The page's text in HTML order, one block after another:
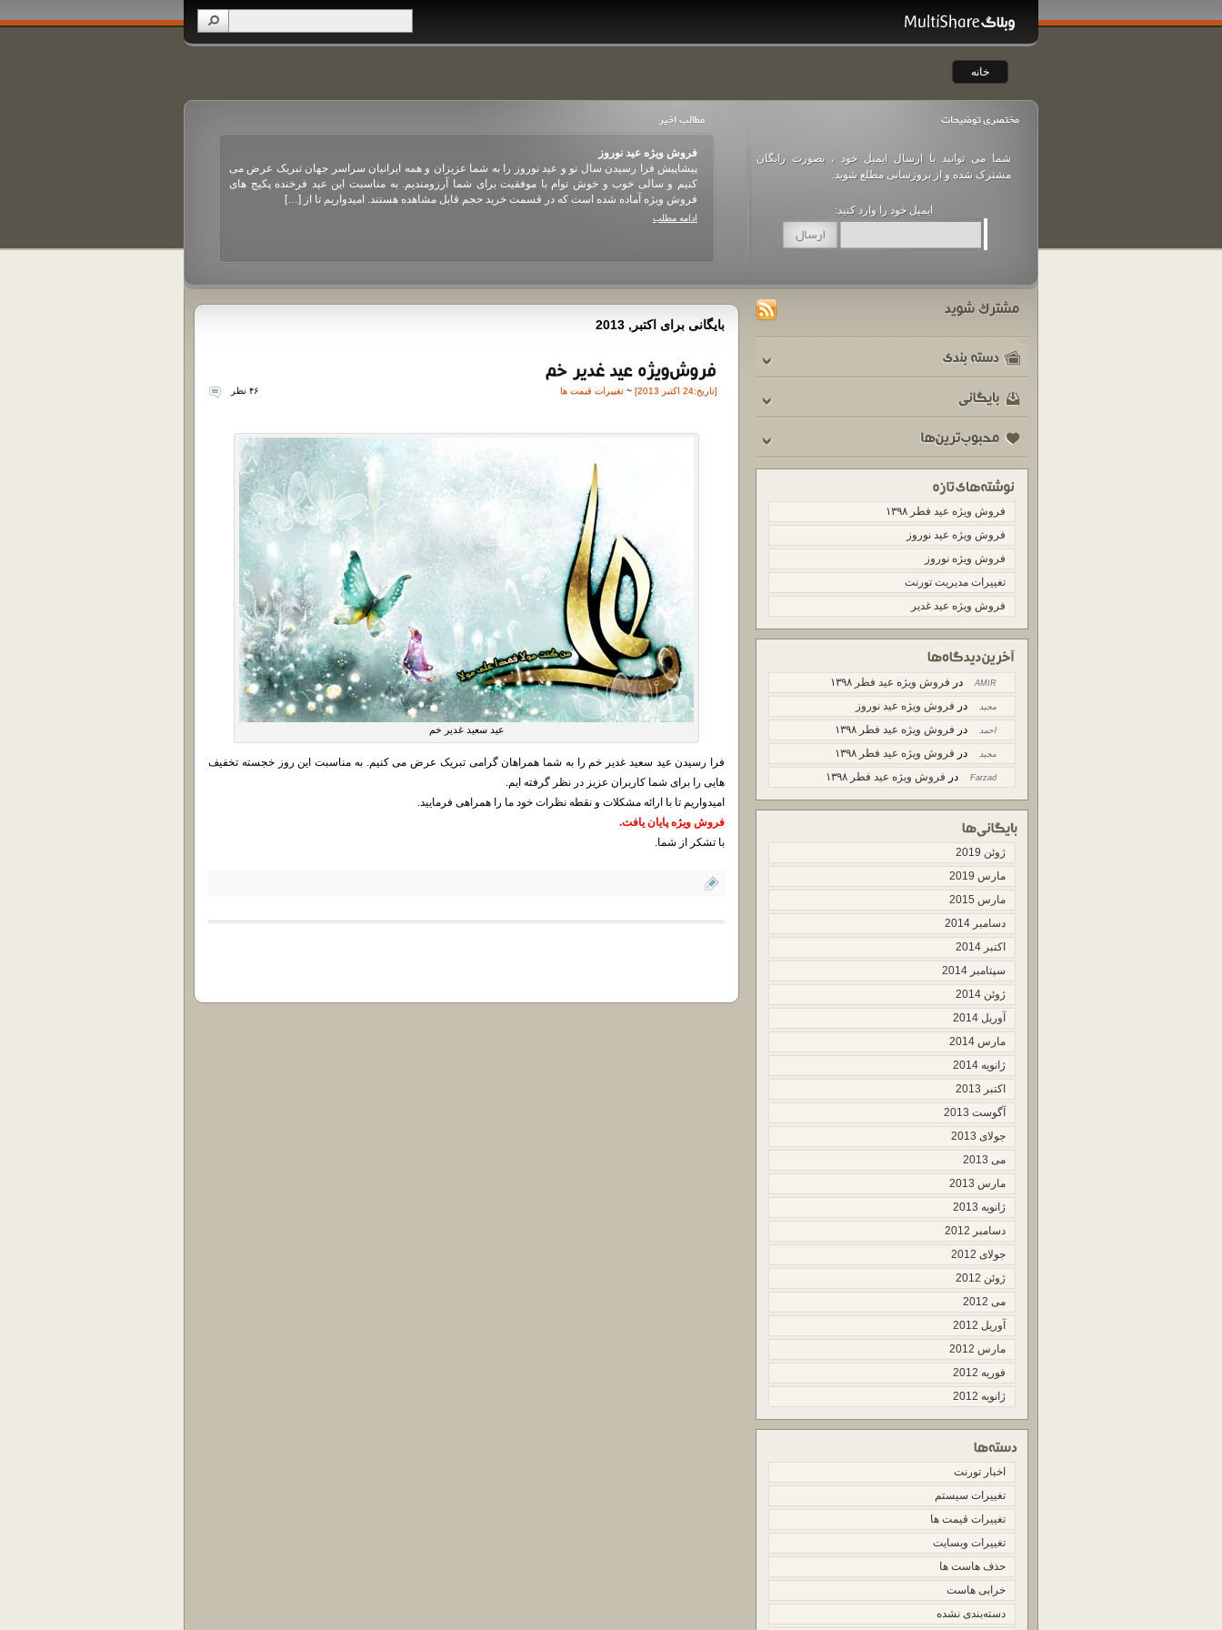
خانه
شما می توانید با ارسال ایمیل خود ، بصورت رایگان
مشترک شده و از بروزسانی مطلع شوید.
ایمیل خود را وارد کنید:
فروش ویژه عید نوروز
پیشاپیش فرا رسیدن سال نو و عید نوروز را به شما عزیزان و همه ایرانیان سراسر جهان تبریک عرض می
کنیم و سالی خوب و خوش توام با موفقیت برای شما آرزومندیم. به مناسبت این عید فرخنده پکیج های
فروش ویژه آماده شده است که در قسمت خرید حجم قابل مشاهده هستند. امیدواریم تا از […]
ادامه مطلب
ضمن آرزوی قبولی طاعات و عبادات تمامی مسلمانان در ماه مهمانی خدا، فرا رسیدن عید سعید فطر را
تبریک عرض می کنیم. به همین مناسبت پکیج های فروش ویژه در نظر گرفته شده است که در بخش خرید
فروش ویژه عید فطر ۱۳۹۸
فروش ویژه عید نوروز
فروش ویژه نوروز
تغییرات مدیریت تورنت
فروش ویژه عید غدیر
AMIR در فروش ویژه عید فطر ۱۳۹۸
مجید در فروش ویژه عید نوروز
احمد در فروش ویژه عید فطر ۱۳۹۸
مجید در فروش ویژه عید فطر ۱۳۹۸
Farzad در فروش ویژه عید فطر ۱۳۹۸
ژوئن 2019
مارس 2019
مارس 2015
دسامبر 2014
اکتبر 2014
سپتامبر 2014
ژوئن 2014
آوریل 2014
مارس 2014
ژانویه 2014
اکتبر 2013
آگوست 2013
جولای 2013
می 2013
مارس 2013
ژانویه 2013
دسامبر 2012
جولای 2012
ژوئن 2012
می 2012
آوریل 2012
مارس 2012
فوریه 2012
ژانویه 2012
اخبار تورنت
تغییرات سیستم
تغییرات قیمت ها
تغییرات وبسایت
حذف هاست ها
خرابی هاست
دسته‌بندی نشده
بایگانی برای اکتبر, 2013
[تاريخ:24 اکتبر 2013] ~ تغییرات قیمت ها ۴۶ نظر
عید سعید غدیر خم
فرا رسیدن عید سعید غدیر خم را به شما همراهان گرامی تبریک عرض می کنیم. به مناسبت این روز خجسته تخفیف
هایی را برای شما کاربران عزیز در نظر گرفته ایم.
امیدواریم تا با ارائه مشکلات و نقطه نظرات خود ما را همراهی فرمایید.
فروش ویژه پایان یافت.
با تشکر از شما.